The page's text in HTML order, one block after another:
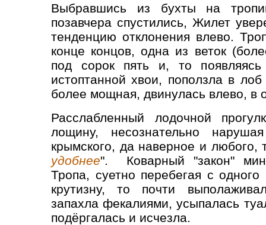
Выбравшись из бухты на
позавчера спустились, Жилет
тенденцию отклонения влево.
конце концов, одна из веток
под сорок пять и, то
истоптанной хвои, поползла в
более мощная, двинулась влево, в
Расслабленный лодочной
лощину, несознательно
крымского, да наверное и любого,
удобнее". Коварный "закон"
Тропа, суетно перебегая с
крутизну, то почти
запахла фекалиями, усыпалась
подёргалась и исчезла.